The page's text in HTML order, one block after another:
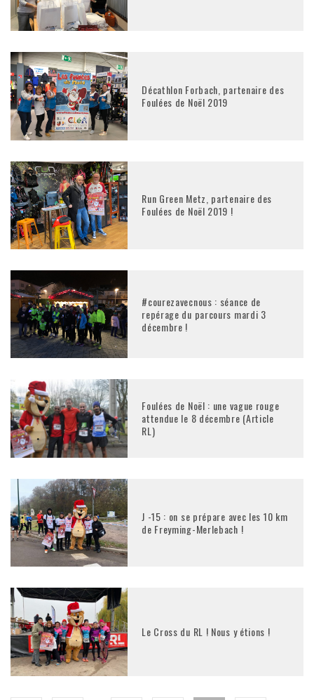
Décathlon Forbach, partenaire des
Foulées de Noël 2019
Run Green Metz, partenaire des
Foulées de Noël 2019 !
#courezavecnous : séance de
repérage du parcours mardi 3
décembre !
Foulées de Noël : une vague rouge
attendue le 8 décembre (Article
RL)
J -15 : on se prépare avec les 10 km
de Freyming-Merlebach !
Le Cross du RL ! Nous y étions !